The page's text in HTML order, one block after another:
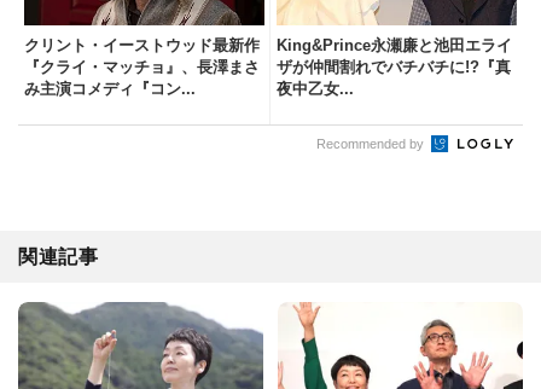
クリント・イーストウッド最新作
『クライ・マッチョ』、長澤まさ
み主演コメディ『コン...
King&Prince永瀬廉と池田エライ
ザが仲間割れでバチバチに!?『真
夜中乙女...
Recommended by
関連記事